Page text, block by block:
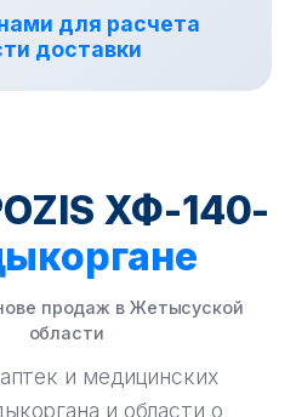
для расчета
доставки
ХФ-140-
продаж в Жетысуской
области
и медицинских
и области о